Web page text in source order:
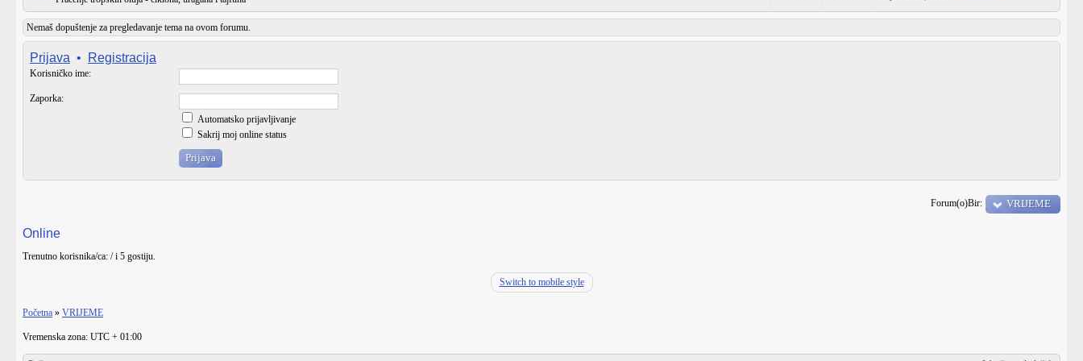
Nemaš dopuštenje za pregledavanje tema na ovom forumu.
Prijava • Registracija
Korisničko ime:
Zaporka:
Automatsko prijavljivanje
Sakrij moj online status
Forum(o)Bir: VRIJEME
Online
Trenutno korisnika/ca: / i 5 gostiju.
Switch to mobile style
Početna » VRIJEME
Vremenska zona: UTC + 01:00